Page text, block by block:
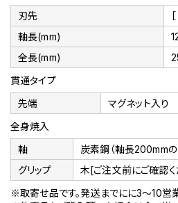
刃先
軸長(mm)
全長(mm)
貫通タイプ
先端
マグネット入り
全身焼入
軸
炭素鋼（軸長200mm
グリップ
木[ご注文前にご確認く
※取寄せ品です。発送までにに3～10営